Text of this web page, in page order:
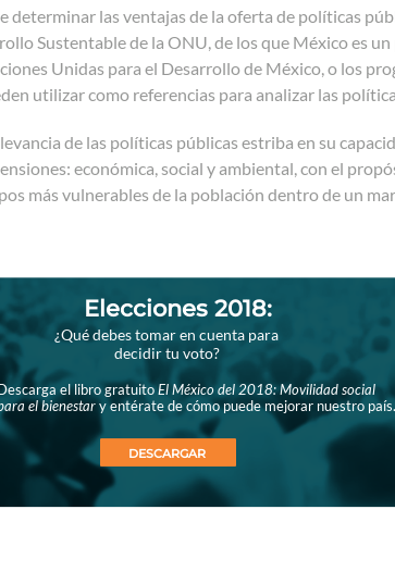
determinar las ventajas de la oferta de políticas
Sustentable de la ONU, de los que México es
Unidas para el Desarrollo de México, o los
utilizar como referencias para analizar las
de las políticas públicas estriba en su
económica, social y ambiental, con el
más vulnerables de la población dentro de un
Elecciones 2018:
¿Qué debes tomar en cuenta para
decidir tu voto?
el libro gratuitoEl México del 2018: Movilidad social
el bienestary entérate de cómo puede mejorar nuestro país.
DESCARGAR